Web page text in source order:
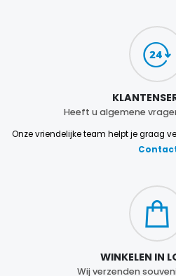
Heeft u algemene
Onze vriendelijke team helpt je graag
WINKELEN IN
Wij verzenden